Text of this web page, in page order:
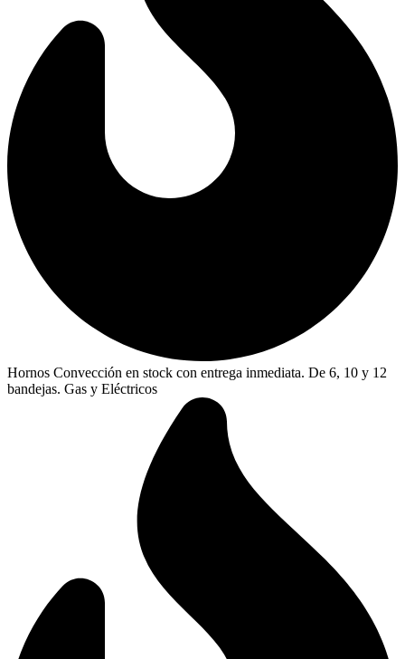
Hornos Convección en stock con entrega inmediata. De 6, 10 y 12
bandejas. Gas y Eléctricos